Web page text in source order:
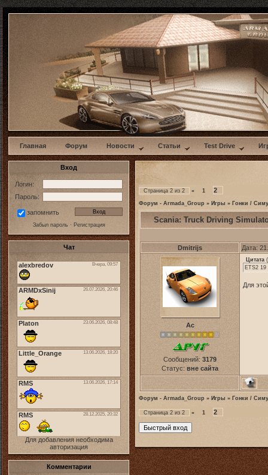
w
Главная Форум Новости Статьи Test Drive
Вход
Логин:
Пароль:
запомнить
Забыл пароль· Регистрация
Чат
Для добавления необходима
авторизация
Комментарии
Страница 2 из 2 « 1 2
Форум - Armada_Group » Игры » Гонки /
Scania: Truck Driving
Dmitrijs Дата:
Ас
Сообщений: 3179
Статус: вне сайта
Цитата (
ETS2 19
Для
Форум - Armada_Group » Игры » Гонки /
Страница 2 из 2 « 1 2